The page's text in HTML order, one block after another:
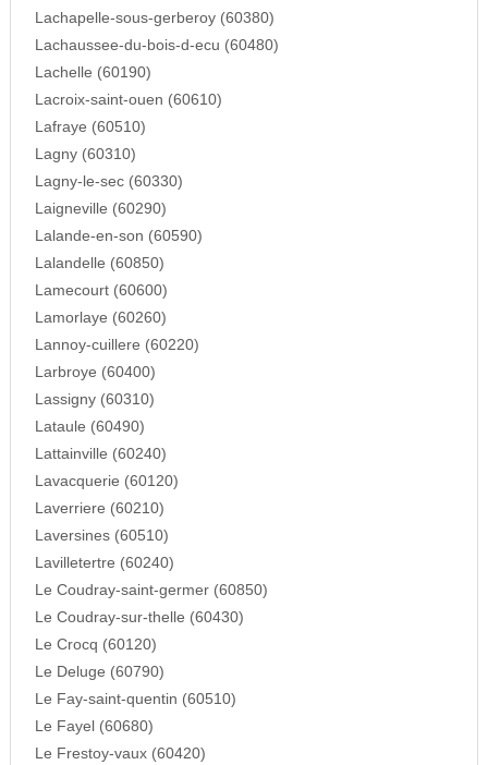
Lachapelle-sous-gerberoy (60380)
Lachaussee-du-bois-d-ecu (60480)
Lachelle (60190)
Lacroix-saint-ouen (60610)
Lafraye (60510)
Lagny (60310)
Lagny-le-sec (60330)
Laigneville (60290)
Lalande-en-son (60590)
Lalandelle (60850)
Lamecourt (60600)
Lamorlaye (60260)
Lannoy-cuillere (60220)
Larbroye (60400)
Lassigny (60310)
Lataule (60490)
Lattainville (60240)
Lavacquerie (60120)
Laverriere (60210)
Laversines (60510)
Lavilletertre (60240)
Le Coudray-saint-germer (60850)
Le Coudray-sur-thelle (60430)
Le Crocq (60120)
Le Deluge (60790)
Le Fay-saint-quentin (60510)
Le Fayel (60680)
Le Frestoy-vaux (60420)